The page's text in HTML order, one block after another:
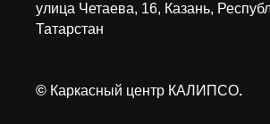
улица Четаева, 16, Казань,
Татарстан
© Каркасный центр КАЛИПСО.